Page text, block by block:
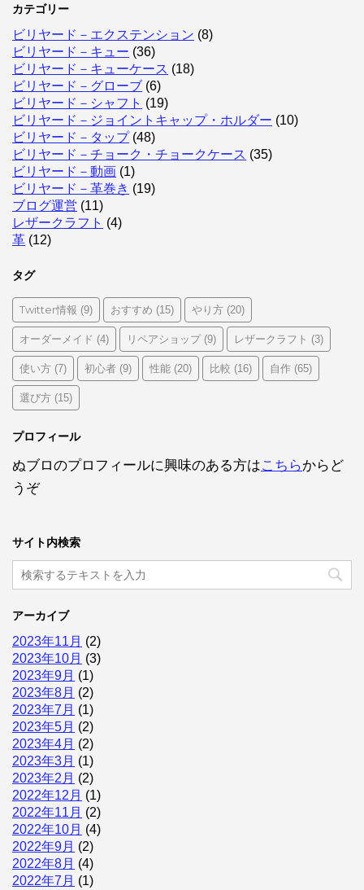
カテゴリー
ビリヤード－エクステンション (8)
ビリヤード－キュー (36)
ビリヤード－キューケース (18)
ビリヤード－グローブ (6)
ビリヤード－シャフト (19)
ビリヤード－ジョイントキャップ・ホルダー (10)
ビリヤード－タップ(48)
ビリヤード－チョーク・チョークケース (35)
ビリヤード－動画 (1)
ビリヤード－革巻き (19)
ブログ運営 (11)
レザークラフト (4)
革 (12)
タグ
Twitter情報 (9) おすすめ (15) やり方 (20)
オーダーメイド (4) リペアショップ(9) レザークラフト (3)
使い方 (7) 初心者 (9) 性能 (20) 比較 (16) 自作 (65)
選び方 (15)
プロフィール
ぬブロのプロフィールに興味のある方はこちらからど
うぞ
サイト内検索
アーカイブ
2023年11月 (2)
2023年10月 (3)
2023年9月 (1)
2023年8月 (2)
2023年7月 (1)
2023年5月 (2)
2023年4月 (2)
2023年3月 (1)
2023年2月 (2)
2022年12月 (1)
2022年11月 (2)
2022年10月 (4)
2022年9月 (2)
2022年8月 (4)
2022年7月 (1)